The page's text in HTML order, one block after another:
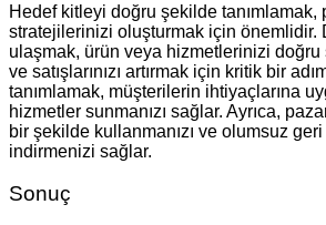
Hedef kitleyi doğru şekilde tanımlamak,
stratejilerinizi oluşturmak için önemlidir.
ulaşmak, ürün veya hizmetlerinizi
ve satışlarınızı artırmak için kritik bir
tanımlamak, müşterilerin ihtiyaçlarına
hizmetler sunmanızı sağlar. Ayrıca,
bir şekilde kullanmanızı ve olumsuz
indirmenizi sağlar.
Sonuç